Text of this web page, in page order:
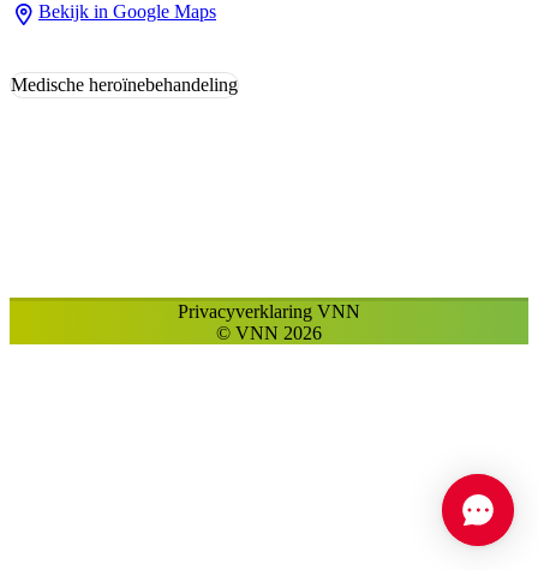
Bekijk in Google Maps
Medische heroïnebehandeling
© VNN 2026
Privacyverklaring VNN